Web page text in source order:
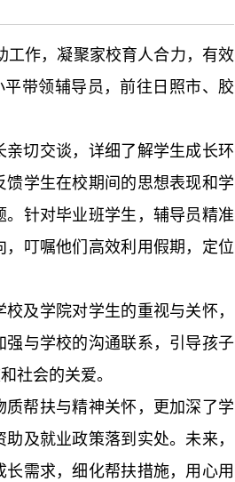
工作，凝聚家校育人合力，有效
带领辅导员，前往日照市、胶
切交谈，详细了解学生成长环
学生在校期间的思想表现和学
针对毕业班学生，辅导员精准
叮嘱他们高效利用假期，定位
及学院对学生的重视与关怀，
强与学校的沟通联系，引导孩子
社会的关爱。
帮扶与精神关怀，更加深了学
及就业政策落到实处。未来，
需求，细化帮扶措施，用心用